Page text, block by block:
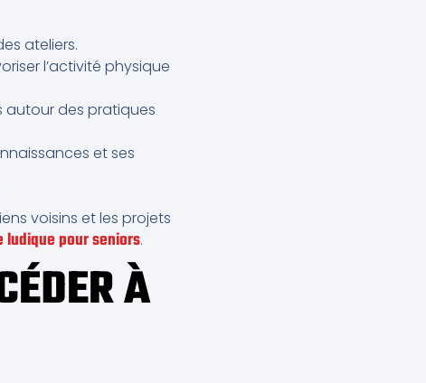
ateliers.
l’activité physique
autour des pratiques
et ses
voisins et les projets
ludique pour seniors.
À